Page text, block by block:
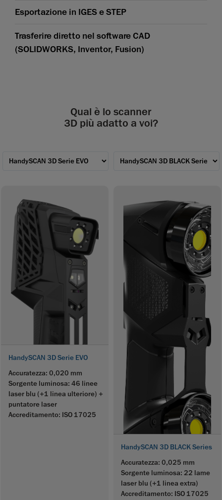
Esportazione in IGES e STEP
Trasferire diretto nel software CAD
(SOLIDWORKS, Inventor, Fusion)
Qual è lo scanner
3D più adatto a voi?
HandySCAN 3D Serie EVO
Accuratezza: 0,020 mm
Sorgente luminosa: 46 linee
laser blu (+1 linea ulteriore) +
puntatore laser
Accreditamento: ISO 17025
HandySCAN 3D BLACK Series
Accuratezza: 0,025 mm
Sorgente luminosa: 22 lame
laser blu (+1 linea extra)
Accreditamento: ISO 17025